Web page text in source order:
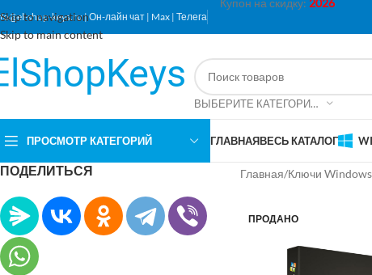
Skip to navigation
Skip to main content
shop-keys.ru|Он-лайн чат | Max | Телега
ВЫБЕРИТЕ КАТЕГОРИЮ
ПРОСМОТР КАТЕГОРИЙ ГЛАВНАЯВЕСЬ КАТАЛОГ
ПОДЕЛИТЬСЯ Главная Ключи Windows
ПРОДАНО